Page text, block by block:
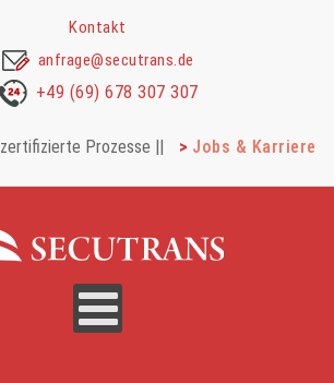
Kontakt
anfrage@secutrans.de
+49 (69) 678 307 307
zertifizierte Prozesse || Jobs & Karriere